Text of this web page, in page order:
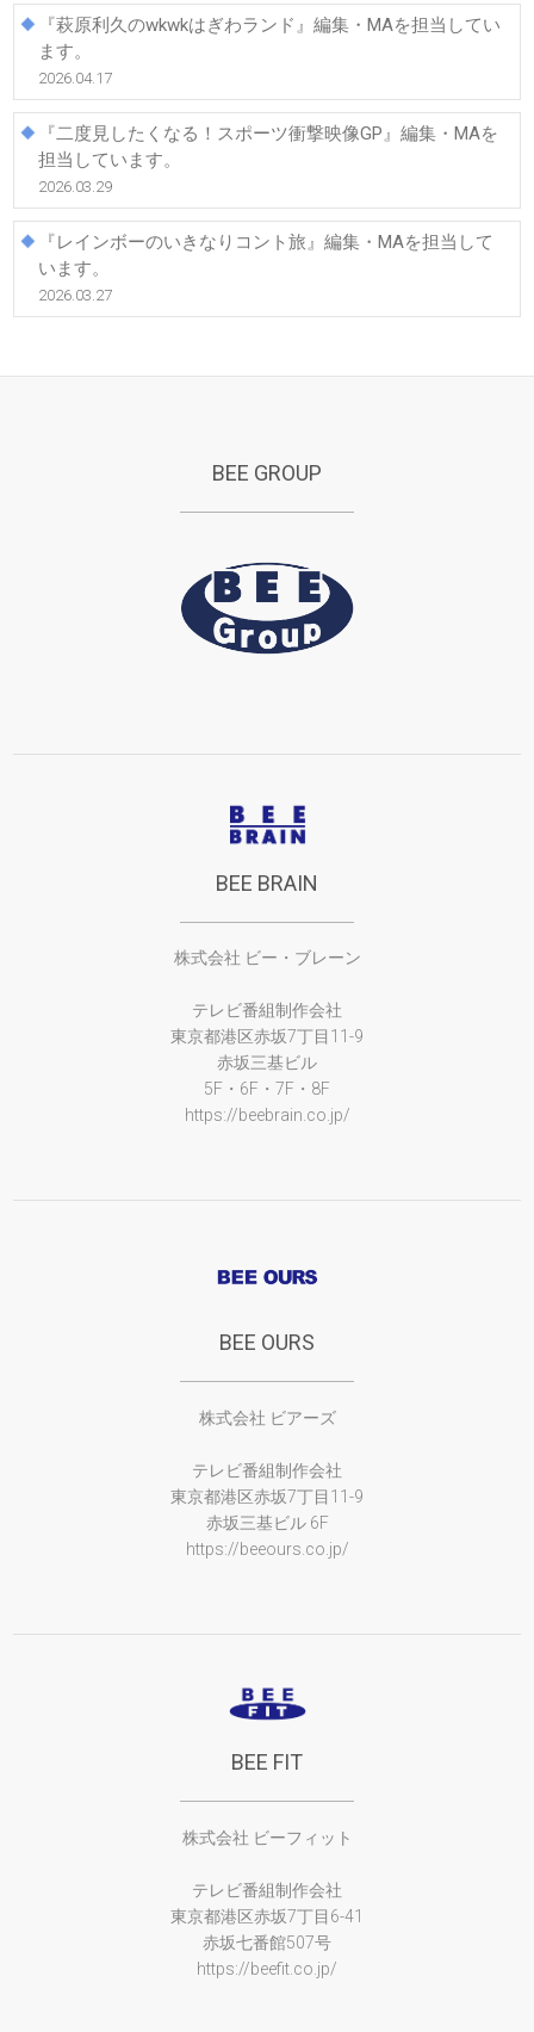
『萩原利久のwkwkはぎわランド』編集・MAを担当してい
ます。
2026.04.17
『二度見したくなる！スポーツ衝撃映像GP』編集・MAを
担当しています。
2026.03.29
『レインボーのいきなりコント旅』編集・MAを担当して
います。
2026.03.27
BEE GROUP
BEE BRAIN
株式会社 ビー・ブレーン
テレビ番組制作会社
東京都港区赤坂7丁目11-9
赤坂三基ビル
5F・6F・7F・8F
https://beebrain.co.jp/
BEE OURS
株式会社 ビアーズ
テレビ番組制作会社
東京都港区赤坂7丁目11-9
赤坂三基ビル 6F
https://beeours.co.jp/
BEE FIT
株式会社 ビーフィット
テレビ番組制作会社
東京都港区赤坂7丁目6-41
赤坂七番館507号
https://beefit.co.jp/